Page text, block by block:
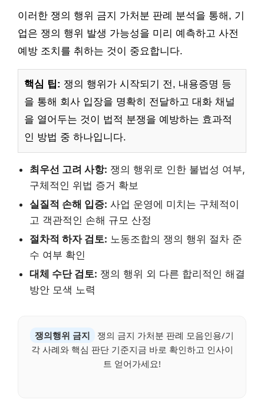
이러한 쟁의 행위 금지 가처분 판례 분석을 통해, 기
업은 쟁의 행위 발생 가능성을 미리 예측하고 사전
예방 조치를 취하는 것이 중요합니다.
핵심 팁: 쟁의 행위가 시작되기 전, 내용증명 등
을 통해 회사 입장을 명확히 전달하고 대화 채널
을 열어두는 것이 법적 분쟁을 예방하는 효과적
인 방법 중 하나입니다.
최우선 고려 사항: 쟁의 행위로 인한 불법성 여부,
구체적인 위법 증거 확보
실질적 손해 입증: 사업 운영에 미치는 구체적이
고 객관적인 손해 규모 산정
절차적 하자 검토: 노동조합의 쟁의 행위 절차 준
수 여부 확인
대체 수단 검토: 쟁의 행위 외 다른 합리적인 해결
방안 모색 노력
쟁의행위 금지
쟁의 금지 가처분 판례 모음인용/기
각 사례와 핵심 판단 기준지금 바로 확인하고 인사이
트 얻어가세요!